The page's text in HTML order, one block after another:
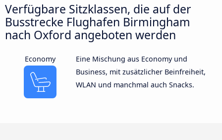
Verfügbare Sitzklassen, die auf der
Busstrecke Flughafen Birmingham
nach Oxford angeboten werden
Economy
Eine Mischung aus Economy und
Business, mit zusätzlicher Beinfreiheit,
WLAN und manchmal auch Snacks.